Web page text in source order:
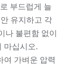
부드럽게 늘
유지하고 각
나 불편함 없이
마십시오.
여 가벼운 압력